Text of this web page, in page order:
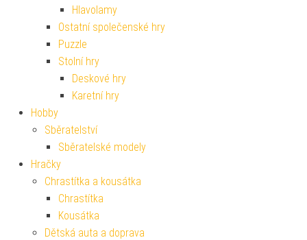
Hlavolamy
Ostatní společenské hry
Puzzle
Stolní hry
Deskové hry
Karetní hry
Hobby
Sběratelství
Sběratelské modely
Hračky
Chrastítka a kousátka
Chrastítka
Kousátka
Dětská auta a doprava